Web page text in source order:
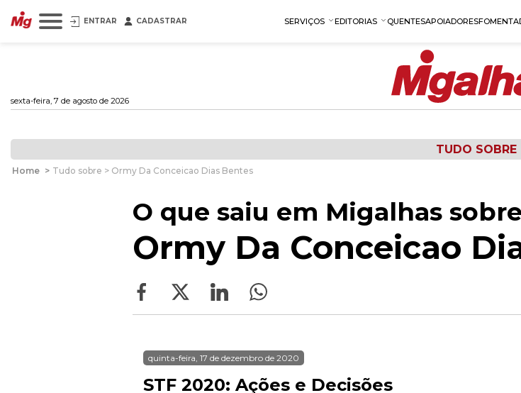
ENTRAR CADASTRAR SERVIÇOS EDITORIAS QUENTESAPOIADORES
sexta-feira, 7 de agosto de 2026
TUDO SOBRE
Home > Tudo sobre > Ormy Da Conceicao Dias Bentes
O que saiu em Migalhas sobre
Ormy Da Conceicao
quinta-feira, 17 de dezembro de 2020
STF 2020: Ações e Decisões